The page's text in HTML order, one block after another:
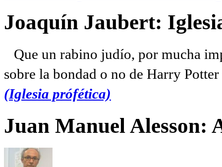
Joaquín Jaubert:
Que un rabino judío, por mucha
sobre la bondad o no de Harry
(Iglesia prófética)
Juan Manuel Alesson: